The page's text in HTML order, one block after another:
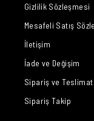
Gizlilik Sözleşmesi
Mesafeli Satış
İletişim
İade ve Değişim
Sipariş ve Teslimat
Sipariş Takip